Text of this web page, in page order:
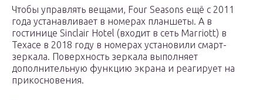
Чтобы управлять вещами, Four Seasons ещё с 2011
года устанавливает в номерах планшеты. А в
гостинице Sinclair Hotel (входит в сеть Marriott) в
Техасе в 2018 году в номерах установили смарт-
зеркала. Поверхность зеркала выполняет
дополнительную функцию экрана и реагирует на
прикосновения.